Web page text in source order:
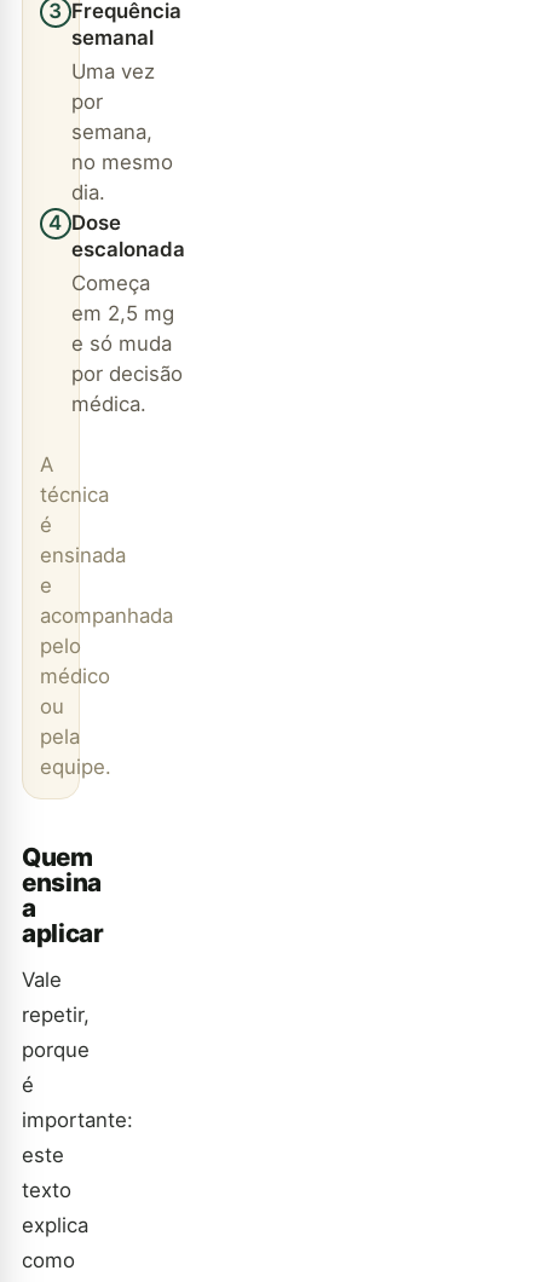
3 Frequência
semanal
Uma vez
por
semana,
no mesmo
dia.
4 Dose
escalonada
Começa
em 2,5 mg
e só muda
por decisão
médica.
A
técnica
é
ensinada
e
acompanhada
pelo
médico
ou
pela
equipe.
Quem
ensina
a
aplicar
Vale
repetir,
porque
é
importante:
este
texto
explica
como